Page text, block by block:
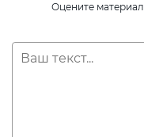
Оцените материал